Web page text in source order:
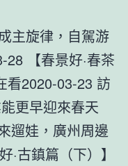
主旋律，自駕游
【春景好·春茶
看2020-03-23 訪
更早迎來春天
遛娃，廣州周邊
古鎮篇（下）】